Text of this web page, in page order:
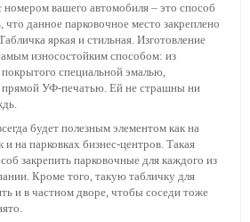
номером вашего автомобиля – это способ
что данное парковочное место закреплено
яркая и стильная. Изготовление
износостойким способом: из
специальной эмалью,
прямой УФ-печатью. Ей не страшны ни
будет полезным элементом как на
и на парковках бизнес-центров. Такая
закрепить парковочные для каждого из
Кроме того, такую табличку для
и в частном дворе, чтобы соседи тоже